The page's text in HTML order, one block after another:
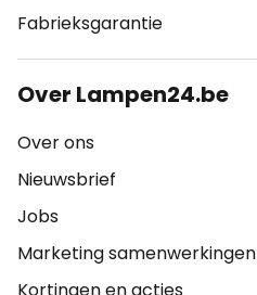
Fabrieksgarantie
Over Lampen24.be
Over ons
Nieuwsbrief
Jobs
Marketing samenwerkingen